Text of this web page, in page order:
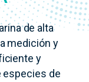
de alta
medición y
y
especies de